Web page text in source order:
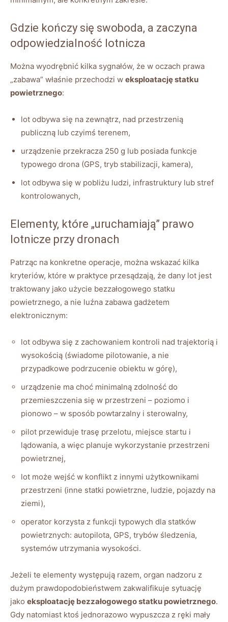
Gdzie kończy się swoboda, a zaczyna
odpowiedzialność lotnicza
Można wyodrębnić kilka sygnałów, że w oczach prawa
„zabawa” właśnie przechodzi w eksploatację statku
powietrznego:
lot odbywa się na zewnątrz, nad przestrzenią
publiczną lub czyimś terenem,
urządzenie przekracza 250 g lub posiada funkcje
typowego drona (GPS, tryb stabilizacji, kamera),
lot odbywa się w pobliżu ludzi, infrastruktury lub stref
kontrolowanych,
Elementy, które „uruchamiają” prawo
lotnicze przy dronach
Patrząc na konkretne operacje, można wskazać kilka
kryteriów, które w praktyce przesądzają, że dany lot jest
traktowany jako użycie bezzałogowego statku
powietrznego, a nie luźna zabawa gadżetem
elektronicznym:
lot odbywa się z zachowaniem kontroli nad trajektorią i
wysokością (świadome pilotowanie, a nie
przypadkowe podrzucenie obiektu w górę),
urządzenie ma choć minimalną zdolność do
przemieszczenia się w przestrzeni – poziomo i
pionowo – w sposób powtarzalny i sterowalny,
pilot przewiduje trasę przelotu, miejsce startu i
lądowania, a więc planuje wykorzystanie przestrzeni
powietrznej,
lot może wejść w konflikt z innymi użytkownikami
przestrzeni (inne statki powietrzne, ludzie, pojazdy na
ziemi),
operator korzysta z funkcji typowych dla statków
powietrznych: autopilota, GPS, trybów śledzenia,
systemów utrzymania wysokości.
Jeżeli te elementy występują razem, organ nadzoru z
dużym prawdopodobieństwem zakwalifikuje sytuację
jako eksploatację bezzałogowego statku powietrznego.
Gdy natomiast ktoś jednorazowo wypuszcza z ręki mały